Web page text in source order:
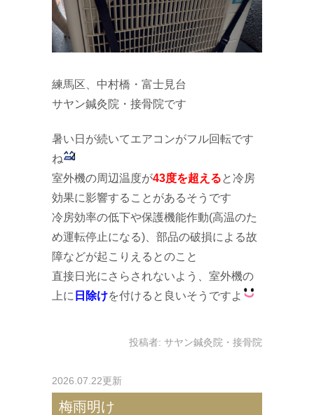
練馬区、中村橋・富士見台
サヤン鍼灸院・接骨院です
暑い日が続いてエアコンがフル回転です
ね
室外機の周辺温度が43度を超えると冷房
効果に影響することがあるそうです
冷房効率の低下や保護機能作動(高温のた
め運転停止になる)、部品の破損による故
障などが起こりえるとのこと
直接日光にさらされないよう、室外機の
上に 日除けを付けると良いそうですよ
投稿者: サヤン鍼灸院・接骨院
2026.07.22更新
梅雨明け